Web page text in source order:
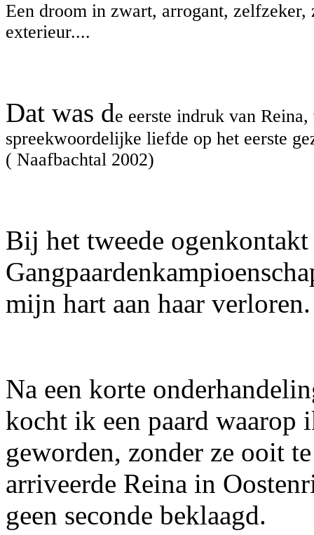
Een droom in zwart, arrogant,
exterieur....
Dat was de eerste indruk van
spreekwoordelijke liefde op het eerste
( Naafbachtal 2002)
Bij het tweede
mijn hart aan haar verloren.
Na een korte
kocht ik een paard waarop
geworden, zonder ze ooit
arriveerde Reina in
geen seconde beklaagd.